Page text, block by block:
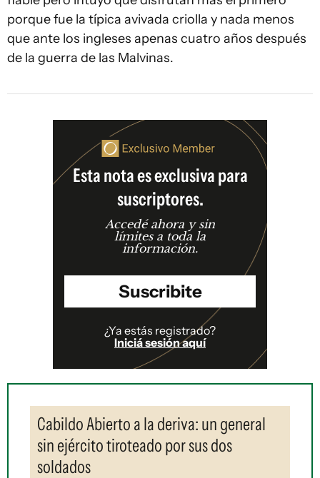
porque fue la típica avivada criolla y nada menos
que ante los ingleses apenas cuatro años después
de la guerra de las Malvinas.
Esta nota es exclusiva para
suscriptores.
Accedé ahora y sin
límites a toda la
información.
Suscribite
¿Ya estás registrado?
Iniciá sesión aquí
Cabildo Abierto a la deriva: un general
sin ejército tiroteado por sus dos
soldados